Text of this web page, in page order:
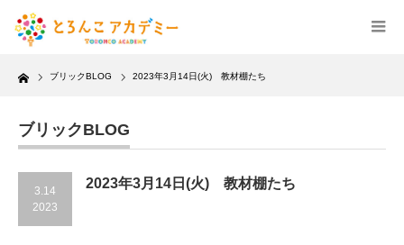
Home ブリックBLOG 2023年3月14日(火) 教材棚たち
ブリックBLOG
3.14
2023
2023年3月14日(火) 教材棚たち